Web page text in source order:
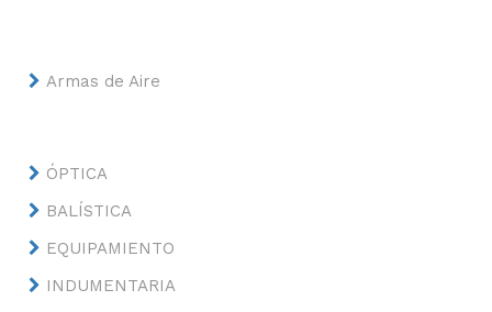
Armas de Aire
ÓPTICA
BALÍSTICA
EQUIPAMIENTO
INDUMENTARIA